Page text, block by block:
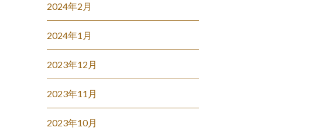
2024年2月
2024年1月
2023年12月
2023年11月
2023年10月